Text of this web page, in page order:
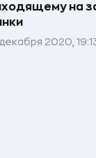
на
2020,